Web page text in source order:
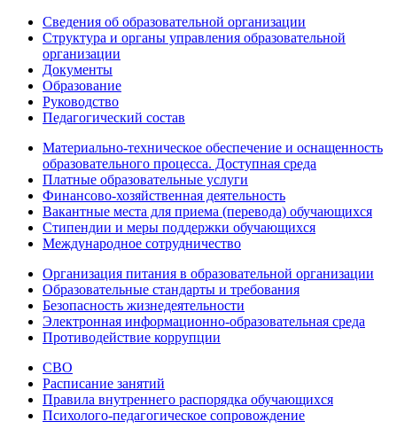
Сведения об образовательной организации
Структура и органы управления образовательной
организации
Документы
Образование
Руководство
Педагогический состав
Материально-техническое обеспечение и оснащенность
образовательного процесса. Доступная среда
Платные образовательные услуги
Финансово-хозяйственная деятельность
Вакантные места для приема (перевода) обучающихся
Стипендии и меры поддержки обучающихся
Международное сотрудничество
Организация питания в образовательной организации
Образовательные стандарты и требования
Безопасность жизнедеятельности
Электронная информационно-образовательная среда
Противодействие коррупции
СВО
Расписание занятий
Правила внутреннего распорядка обучающихся
Психолого-педагогическое сопровождение